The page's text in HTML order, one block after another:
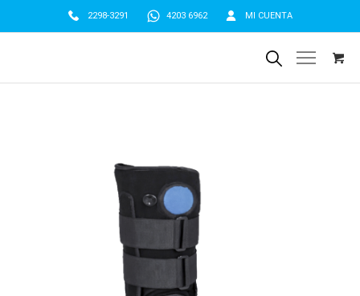
2298-3291 4203 6962 MI CUENTA